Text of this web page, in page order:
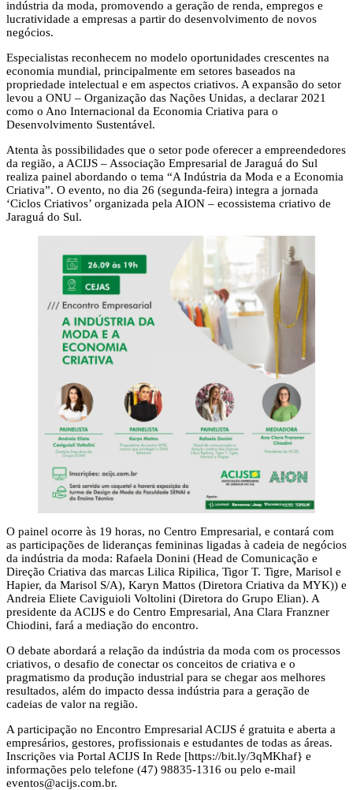
indústria da moda, promovendo a geração de renda, empregos e
lucratividade a empresas a partir do desenvolvimento de novos
negócios.
Especialistas reconhecem no modelo oportunidades crescentes na
economia mundial, principalmente em setores baseados na
propriedade intelectual e em aspectos criativos. A expansão do setor
levou a ONU – Organização das Nações Unidas, a declarar 2021
como o Ano Internacional da Economia Criativa para o
Desenvolvimento Sustentável.
Atenta às possibilidades que o setor pode oferecer a empreendedores
da região, a ACIJS – Associação Empresarial de Jaraguá do Sul
realiza painel abordando o tema “A Indústria da Moda e a Economia
Criativa”. O evento, no dia 26 (segunda-feira) integra a jornada
‘Ciclos Criativos’ organizada pela AION – ecossistema criativo de
Jaraguá do Sul.
O painel ocorre às 19 horas, no Centro Empresarial, e contará com
as participações de lideranças femininas ligadas à cadeia de negócios
da indústria da moda: Rafaela Donini (Head de Comunicação e
Direção Criativa das marcas Lilica Ripilica, Tigor T. Tigre, Marisol e
Hapier, da Marisol S/A), Karyn Mattos (Diretora Criativa da MYK)) e
Andreia Eliete Caviguioli Voltolini (Diretora do Grupo Elian). A
presidente da ACIJS e do Centro Empresarial, Ana Clara Franzner
Chiodini, fará a mediação do encontro.
O debate abordará a relação da indústria da moda com os processos
criativos, o desafio de conectar os conceitos de criativa e o
pragmatismo da produção industrial para se chegar aos melhores
resultados, além do impacto dessa indústria para a geração de
cadeias de valor na região.
A participação no Encontro Empresarial ACIJS é gratuita e aberta a
empresários, gestores, profissionais e estudantes de todas as áreas.
Inscrições via Portal ACIJS In Rede [https://bit.ly/3qMKhaf} e
informações pelo telefone (47) 98835-1316 ou pelo e-mail
eventos@acijs.com.br.